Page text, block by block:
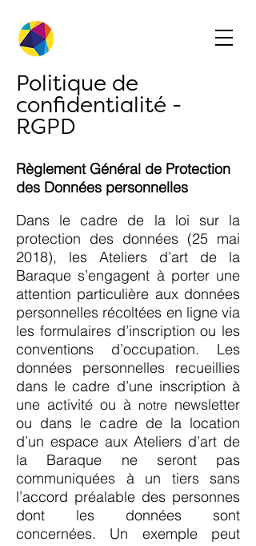
Politique de
confidentialité -
RGPD
Règlement Général de Protection
des Données personnelles
Dans le cadre de la loi sur la
protection des données (25 mai
2018), les Ateliers d’art de la
Baraque s’engagent à porter une
attention particulière aux données
personnelles récoltées en ligne via
les formulaires d’inscription ou les
conventions d’occupation. Les
données personnelles recueillies
dans le cadre d’une inscription à
une activité ou à notre newsletter
ou dans le cadre de la location
d’un espace aux Ateliers d’art de
la Baraque ne seront pas
communiquées à un tiers sans
l’accord préalable des personnes
dont les données sont
concernées. Un exemple peut